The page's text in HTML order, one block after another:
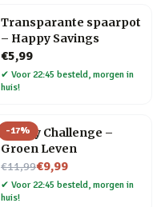
Transparante spaarpot
– Happy Savings
€5,99
✔ Voor 22:45 besteld, morgen in
huis!
-17%
30 Day Challenge –
Groen Leven
€11,99
Nu voor€9,99
✔ Voor 22:45 besteld, morgen in
huis!